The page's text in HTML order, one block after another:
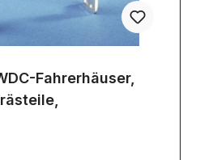
Fahrerhäuser,